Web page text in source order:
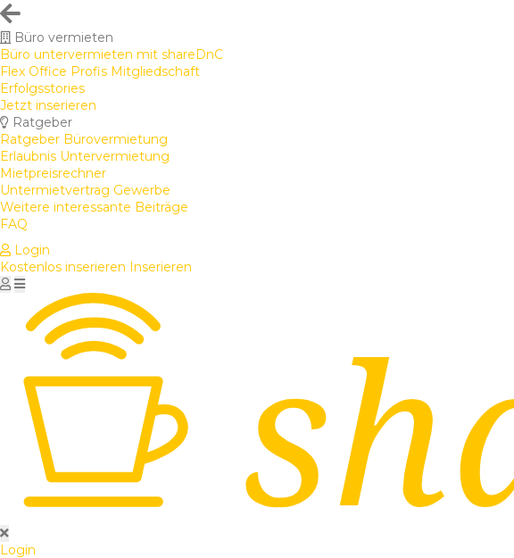
Büro vermieten
Büro untervermieten mit shareDnC
Flex Office Profis Mitgliedschaft
Erfolgsstories
Jetzt inserieren
Ratgeber
Ratgeber Bürovermietung
Erlaubnis Untervermietung
Mietpreisrechner
Untermietvertrag Gewerbe
Weitere interessante Beiträge
FAQ
Login
Kostenlos inserieren Inserieren
Login